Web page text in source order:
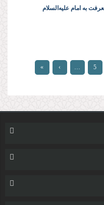
به امام علیه‌السلام
5
…
›
»